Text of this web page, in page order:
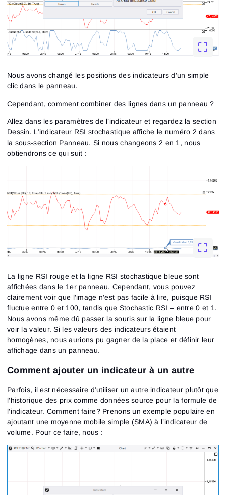
Nous avons changé les positions des indicateurs d’un simple
clic dans le panneau.
Cependant, comment combiner des lignes dans un panneau ?
Allez dans les paramètres de l’indicateur et regardez la section
Dessin. L’indicateur RSI stochastique affiche le numéro 2 dans
la sous-section Panneau. Si nous changeons 2 en 1, nous
obtiendrons ce qui suit :
La ligne RSI rouge et la ligne RSI stochastique bleue sont
affichées dans le 1er panneau. Cependant, vous pouvez
clairement voir que l’image n’est pas facile à lire, puisque RSI
fluctue entre 0 et 100, tandis que Stochastic RSI – entre 0 et 1.
Nous avons même dû passer la souris sur la ligne bleue pour
voir la valeur. Si les valeurs des indicateurs étaient
homogènes, nous aurions pu gagner de la place et définir leur
affichage dans un panneau.
Comment ajouter un indicateur à un autre
Parfois, il est nécessaire d’utiliser un autre indicateur plutôt que
l’historique des prix comme données source pour la formule de
l’indicateur. Comment faire? Prenons un exemple populaire en
ajoutant une moyenne mobile simple (SMA) à l’indicateur de
volume. Pour ce faire, nous :